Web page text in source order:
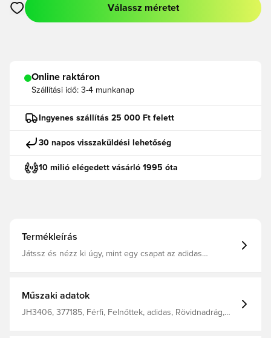
Megnyit egy modált a bejelentkezéshez vagy a tagként való
Válassz méretet
Online raktáron
Szállítási idő: 3-4 munkanap
Ingyenes szállítás 25 000 Ft felett
30 napos visszaküldési lehetőség
10 milió elégedett vásárló 1995 óta
Termékleírás
Játssz és nézz ki úgy, mint egy csapat az adidas
100% újrahasznosított poliészter
Műszaki adatok
JH3406, 377185, Férfi, Felnőttek, adidas, Rövidnadrág,